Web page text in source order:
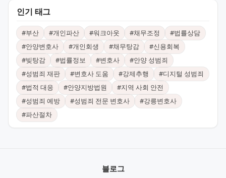
인기 태그
#부산 #개인파산 #워크아웃 #채무조정 #법률상담
#안양변호사 #개인회생 #채무탕감 #신용회복
#빚탕감 #법률정보 #변호사 #안양 성범죄
#성범죄 재판 #변호사 도움 #강제추행 #디지털 성범죄
#법적 대응 #안양지방법원 #지역 사회 안전
#성범죄 예방 #성범죄 전문 변호사 #강릉변호사
#파산절차
블로그